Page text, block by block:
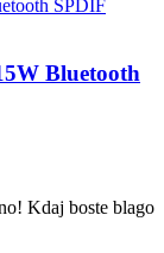
Bluetooth
​Kdaj boste blago